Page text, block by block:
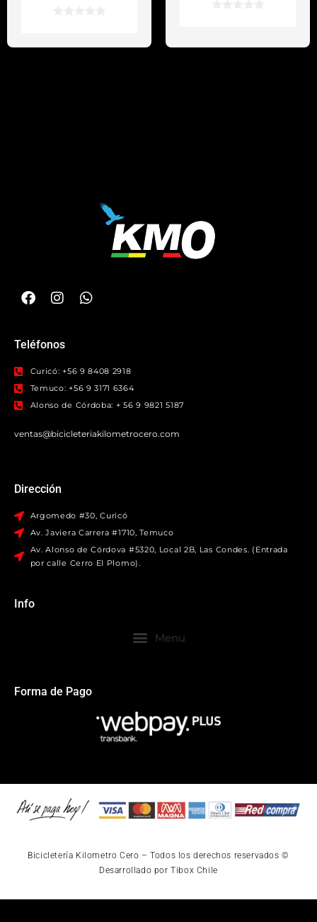
Teléfonos
Curicó: +56 9 8408 2918
Temuco: +56 9 3171 6364
Alonso de Córdoba: + 56 9 9821 5187
ventas@bicicleteriakilometrocero.com
Dirección
Argomedo #30, Curicó
Av. Javiera Carrera #1710, Temuco
Av. Alonso de Córdova #5320, Local 2B, Las Condes. (Entrada
por calle Cerro El Plomo).
Info
Forma de Pago
Bicicletería Kilometro Cero – Todos los derechos reservados ©
Desarrollado por Tibox Chile